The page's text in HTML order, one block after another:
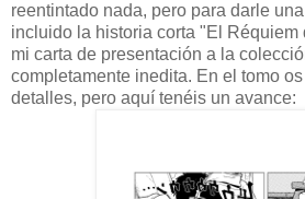
reentintado nada, pero para darle
incluido la historia corta "El Réquiem
mi carta de presentación a la
completamente inedita. En el tomo
detalles, pero aquí tenéis un avance: